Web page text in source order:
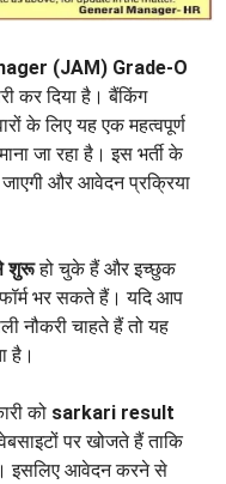
(JAM) Grade-O
कर दिया है। बैंकिंग
के लिए यह एक महत्वपूर्ण
जा रहा है। इस भर्ती के
और आवेदन प्रक्रिया
शुरूहो चुके हैं और इच्छुक
भर सकते हैं। यदि आप
नौकरी चाहते हैं तो यह
है।
को sarkari result
पर खोजते हैं ताकि
इसलिए आवेदन करने से